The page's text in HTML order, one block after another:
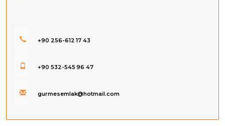
+90 256-612 17 43
+90 532-545 96 47
gurmesemlak@hotmail.com